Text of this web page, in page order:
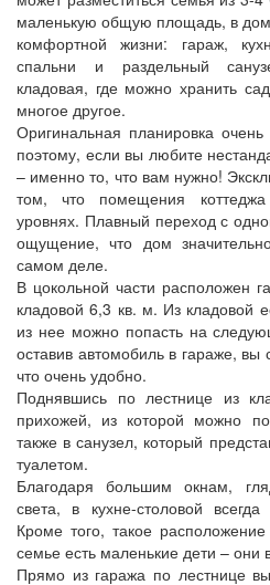
маленькую общую площадь, в
комфортной жизни: гараж,
спальни и раздельный
кладовая, где можно хранить
многое другое.
Оригинальная планировка
поэтому, если вы любите
– именно то, что вам нужно!
том, что помещения
уровнях. Плавный переход с
ощущение, что дом
самом деле.
В цокольной части расположен
кладовой 6,3 кв. м. Из кладовой
из нее можно попасть на
оставив автомобиль в гараже,
что очень удобно.
Поднявшись по лестнице из
прихожей, из которой можно
также в санузел, который
туалетом.
Благодаря большим окнам,
света, в кухне-столовой
Кроме того, такое
семье есть маленькие дети – они
Прямо из гаража по лестнице